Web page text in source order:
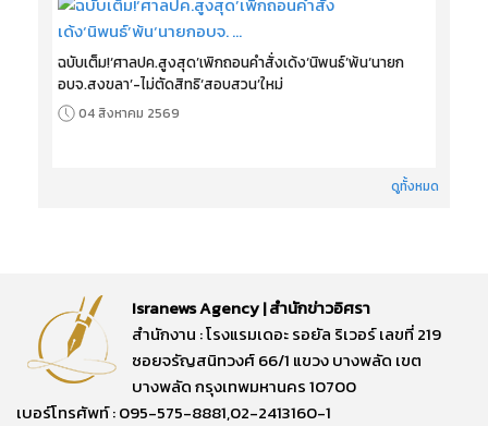
ฉบับเต็ม!‘ศาลปค.สูงสุด’เพิกถอนคำสั่งเด้ง‘นิพนธ์’พ้น‘นายก
อบจ.สงขลา’-ไม่ตัดสิทธิ‘สอบสวน’ใหม่
04 สิงหาคม 2569
ดูทั้งหมด
Isranews Agency | สำนักข่าวอิศรา
สำนักงาน : โรงแรมเดอะ รอยัล ริเวอร์ เลขที่ 219
ซอยจรัญสนิทวงศ์ 66/1 แขวง บางพลัด เขต
บางพลัด กรุงเทพมหานคร 10700
เบอร์โทรศัพท์ : 095-575-8881,02-2413160-1